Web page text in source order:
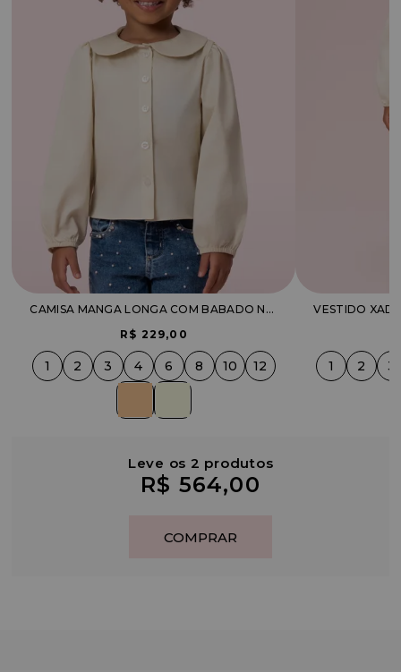
CAMISA MANGA LONGA COM BABADO NA GOLA
R$ 229,00
1 2 3 4 6 8 10 12 1 2 3
Leve os 2 produtos
R$ 564,00